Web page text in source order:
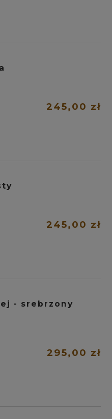
245,00 zł
245,00 zł
- srebrzony
295,00 zł